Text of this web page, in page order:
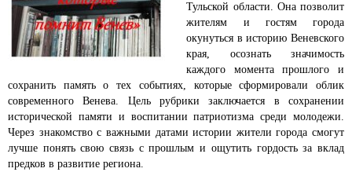
Тульской области. Она позволит
жителям и гостям города
окунуться в историю Веневского
края, осознать значимость
каждого момента прошлого и
сохранить память о тех событиях, которые сформировали облик
современного Венева. Цель рубрики заключается в сохранении
исторической памяти и воспитании патриотизма среди молодежи.
Через знакомство с важными датами истории жители города смогут
лучше понять свою связь с прошлым и ощутить гордость за вклад
предков в развитие региона.